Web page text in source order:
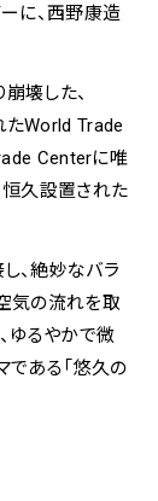
名古屋
by Spiral
Spiral
に、西野康造
壊した、
World Trade
Centerに唯
恒久設置された
、絶妙なバラ
気の流れを取
ゆるやかで微
である「悠久の